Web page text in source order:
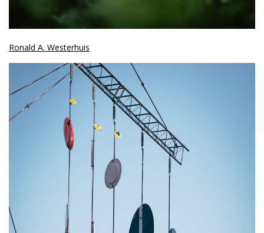
Ronald A. Westerhuis